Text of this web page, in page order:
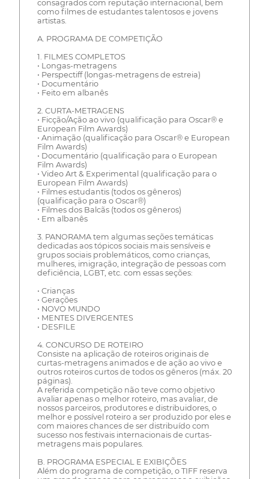
consagrados com reputação internacional, bem
como filmes de estudantes talentosos e jovens
artistas.
A. PROGRAMA DE COMPETIÇÃO
1. FILMES COMPLETOS
• Longas-metragens
• Perspectiff (longas-metragens de estreia)
• Documentário
• Feito em albanês
2. CURTA-METRAGENS
• Ficção/Ação ao vivo (qualificação para Oscar® e
European Film Awards)
• Animação (qualificação para Oscar® e European
Film Awards)
• Documentário (qualificação para o European
Film Awards)
• Video Art & Experimental (qualificação para o
European Film Awards)
• Filmes estudantis (todos os gêneros)
(qualificação para o Oscar®)
• Filmes dos Balcãs (todos os gêneros)
• Em albanês
3. PANORAMA tem algumas seções temáticas
dedicadas aos tópicos sociais mais sensíveis e
grupos sociais problemáticos, como crianças,
mulheres, imigração, integração de pessoas com
deficiência, LGBT, etc. com essas seções:
• Crianças
• Gerações
• NOVO MUNDO
• MENTES DIVERGENTES
• DESFILE
4. CONCURSO DE ROTEIRO
Consiste na aplicação de roteiros originais de
curtas-metragens animados e de ação ao vivo e
outros roteiros curtos de todos os gêneros (máx. 20
páginas).
A referida competição não teve como objetivo
avaliar apenas o melhor roteiro, mas avaliar, de
nossos parceiros, produtores e distribuidores, o
melhor e possível roteiro a ser produzido por eles e
com maiores chances de ser distribuído com
sucesso nos festivais internacionais de curtas-
metragens mais populares.
B. PROGRAMA ESPECIAL E EXIBIÇÕES
Além do programa de competição, o TIFF reserva